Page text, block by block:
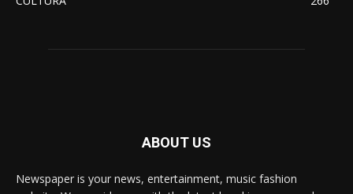
ABOUT US
Newspaper is your news, entertainment, music fashion